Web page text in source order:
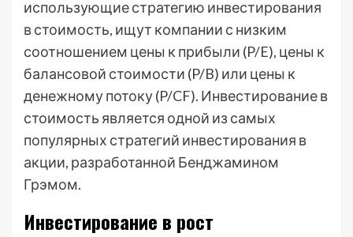
использующие стратегию инвестирования
в стоимость, ищут компании с низким
соотношением цены к прибыли (P/E), цены к
балансовой стоимости (P/B) или цены к
денежному потоку (P/CF). Инвестирование в
стоимость является одной из самых
популярных стратегий инвестирования в
акции, разработанной Бенджамином
Грэмом.
Инвестирование в рост